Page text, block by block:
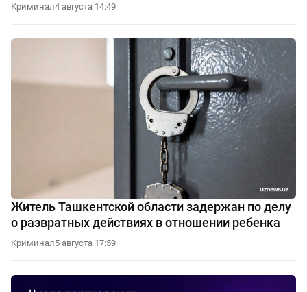
Криминал4 августа 14:49
Житель Ташкентской области задержан по делу
о развратных действиях в отношении ребенка
Криминал5 августа 17:59